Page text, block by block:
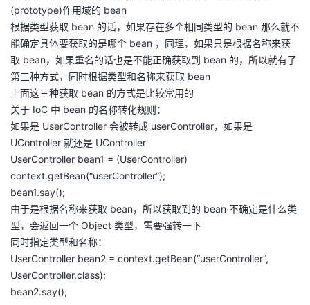
(prototype)作⽤域的 bean
根据类型获取 bean 的话，如果存在多个相同类型的 bean 那么就不
能确定具体要获取的是哪个 bean ，同理，如果只是根据名称来获
取 bean，如果重名的话也是不能正确获取到 bean 的，所以就有了
第三种方式，同时根据类型和名称来获取 bean
上面这三种获取 bean 的方式是比较常用的
关于 IoC 中 bean 的名称转化规则：
如果是 UserController 会被转成 userController，如果是
UController 就还是 UController
UserController bean1 = (UserController)
context.getBean(“userController”);
bean1.say();
由于是根据名称来获取 bean，所以获取到的 bean 不确定是什么类
型，会返回一个 Object 类型，需要强转一下
同时指定类型和名称：
UserController bean2 = context.getBean(“userController”,
UserController.class);
bean2.say();